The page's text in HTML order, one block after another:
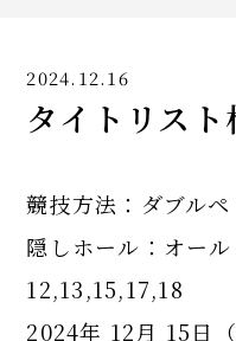
2024.12.16
タイトリスト
競技方法：ダブル
隠しホール：オー
12,13,15,17,18
2024年 12月 15日（